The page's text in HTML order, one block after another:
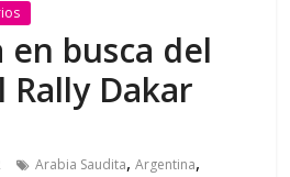
en busca del
Dakar
Arabia Saudita,Argentina,